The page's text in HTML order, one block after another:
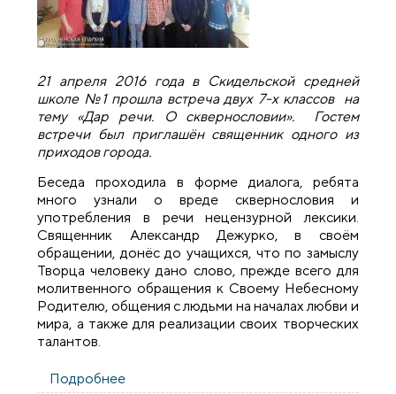
21 апреля 2016 года в Скидельской средней
школе №1 прошла встреча двух 7-х классов на
тему «Дар речи. О сквернословии». Гостем
встречи был приглашён священник одного из
приходов города.
Беседа проходила в форме диалога, ребята
много узнали о вреде сквернословия и
употребления в речи нецензурной лексики.
Священник Александр Дежурко, в своём
обращении, донёс до учащихся, что по замыслу
Творца человеку дано слово, прежде всего для
молитвенного обращения к Своему Небесному
Родителю, общения с людьми на началах любви и
мира, а также для реализации своих творческих
талантов.
Подробнее